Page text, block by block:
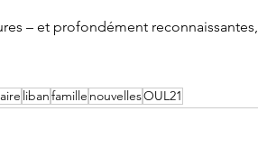
– et profondément reconnaissantes,
libanfamille nouvellesOUL21